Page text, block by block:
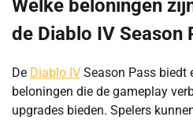
Welke beloningen
de Diablo IV Season
De Diablo IV Season Pass biedt
beloningen die de gameplay
upgrades bieden. Spelers